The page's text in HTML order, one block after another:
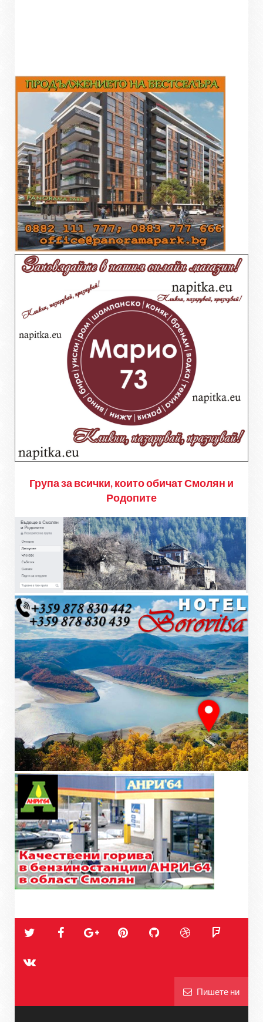
Група за всички, които обичат Смолян и
Родопите
Пишете ни